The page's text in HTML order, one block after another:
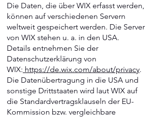
Die Daten, die über WIX erfasst werden,
können auf verschiedenen Servern
weltweit gespeichert werden. Die Server
von WIX stehen u. a. in den USA.
Details entnehmen Sie der
Datenschutzerklärung von
WIX: https://de.wix.com/about/privacy.
Die Datenübertragung in die USA und
sonstige Drittstaaten wird laut WIX auf
die Standardvertragsklauseln der EU-
Kommission bzw. vergleichbare